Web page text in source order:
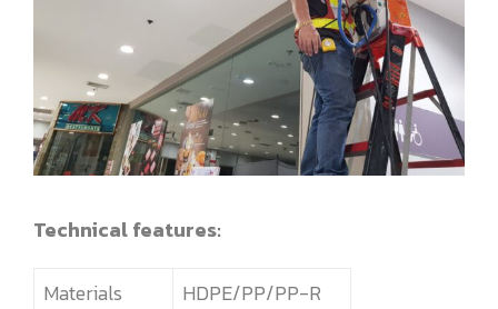
Technical features:
Materials
HDPE/PP/PP-R